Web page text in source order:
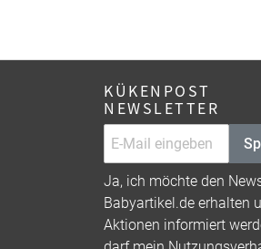
KÜKENPOST
NEWSLETTER
Ja, ich möchte den
Babyartikel.de erhalten
Aktionen informiert